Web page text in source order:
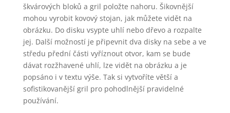
škvárových bloků a gril položte nahoru. Šikovnější
mohou vyrobit kovový stojan, jak můžete vidět na
obrázku. Do disku vsypte uhlí nebo dřevo a rozpalte
jej. Další možností je připevnit dva disky na sebe a ve
středu přední části vyříznout otvor, kam se bude
dávat rozžhavené uhlí, lze vidět na obrázku a je
popsáno i v textu výše. Tak si vytvoříte větší a
sofistikovanější gril pro pohodlnější pravidelné
používání.